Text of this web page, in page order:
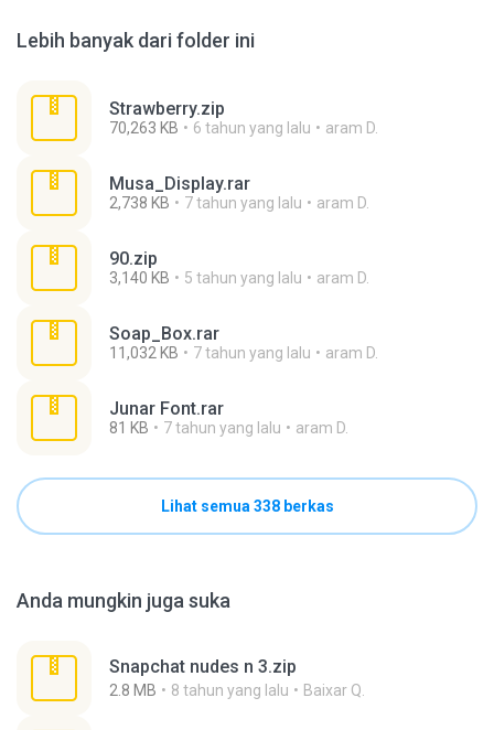
Lebih banyak dari folder ini
Strawberry.zip
70,263 KB 6 tahun yang lalu aram D.
Musa_Display.rar
2,738 KB 7 tahun yang lalu aram D.
90.zip
3,140 KB 5 tahun yang lalu aram D.
Soap_Box.rar
11,032 KB 7 tahun yang lalu aram D.
Junar Font.rar
81 KB 7 tahun yang lalu aram D.
Lihat semua 338 berkas
Anda mungkin juga suka
Snapchat nudes n 3.zip
2.8 MB 8 tahun yang lalu Baixar Q.